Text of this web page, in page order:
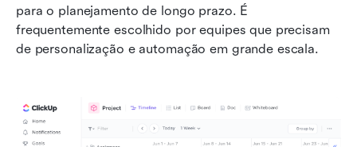
para o planejamento de longo prazo. É
frequentemente escolhido por equipes que precisam
de personalização e automação em grande escala.